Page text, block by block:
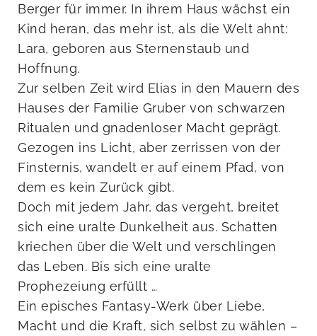
Berger für immer. In ihrem Haus wächst ein
Kind heran, das mehr ist, als die Welt ahnt:
Lara, geboren aus Sternenstaub und
Hoffnung.
Zur selben Zeit wird Elias in den Mauern des
Hauses der Familie Gruber von schwarzen
Ritualen und gnadenloser Macht geprägt.
Gezogen ins Licht, aber zerrissen von der
Finsternis, wandelt er auf einem Pfad, von
dem es kein Zurück gibt.
Doch mit jedem Jahr, das vergeht, breitet
sich eine uralte Dunkelheit aus. Schatten
kriechen über die Welt und verschlingen
das Leben. Bis sich eine uralte
Prophezeiung erfüllt …
Ein episches Fantasy-Werk über Liebe,
Macht und die Kraft, sich selbst zu wählen –